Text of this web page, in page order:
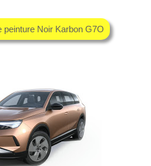
peinture Noir Karbon G7O